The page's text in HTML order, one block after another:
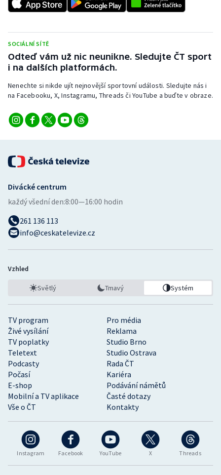
Stolní tenis
Triatlon
Veslování
Vodní slalom
Ostatní
SOCIÁLNÍ SÍTĚ
Odteď vám už nic neunikne. Sledujte ČT sport
i na dalších platformách.
Nenechte si nikde ujít nejnovější sportovní události. Sledujte nás i
na Facebooku, X, Instagramu, Threads či YouTube a buďte v obraze.
Instagram Facebook YouTube X Threads
TV program
Pro média
Živé vysílání
Reklama
TV poplatky
Studio Brno
Teletext
Studio Ostrava
Podcasty
Rada ČT
Počasí
Kariéra
E-shop
Podávání námětů
Mobilní a TV aplikace
Časté dotazy
Vše o ČT
Kontakty
Divácké centrum
každý všední den:8:00—16:00 hodin
261 136 113
info@ceskatelevize.cz
Vzhled
Světlý Tmavý Systém